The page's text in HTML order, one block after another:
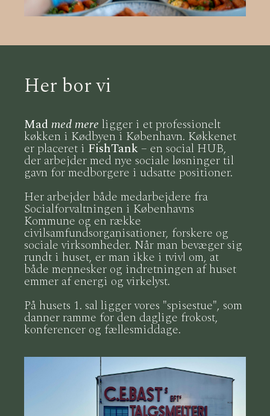
Her bor vi
Mad med mere ligger i et professionelt
køkken i Kødbyen i København. Køkkenet
er placeret i FishTank – en social HUB,
der arbejder med nye sociale løsninger til
gavn for medborgere i udsatte positioner.
Her arbejder både medarbejdere fra
Socialforvaltningen i Københavns
Kommune og en række
civilsamfundsorganisationer, forskere og
sociale virksomheder. Når man bevæger sig
rundt i huset, er man ikke i tvivl om, at
både mennesker og indretningen af huset
emmer af energi og virkelyst.
På husets 1. sal ligger vores "spisestue", som
danner ramme for den daglige frokost,
konferencer og fællesmiddage.